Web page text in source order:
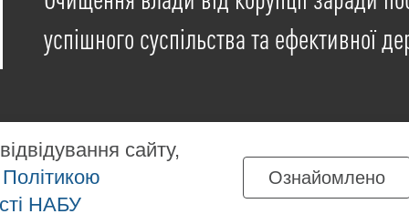
успішного суспільства та ефективної
ліцензії
Creative Commons Attribution-
сайту,
Політикою
НАБУ
Ознайомлено